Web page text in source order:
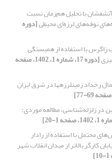
با تحلیل هم‌زمان نسبت
نوفه‌های لرزه‌ای محیطی[دوره
زاگرس با استفاده از همبستگی
[دوره 17، شماره 1، 1402، صفحه
رخداد زمین‏لرزه‏ها در شرق ایران
در زلزله‌شناسی، مطالعه موردی:
محتمل با استفاده از رادار
کارگر بالاتر از میدان انقلاب شهر